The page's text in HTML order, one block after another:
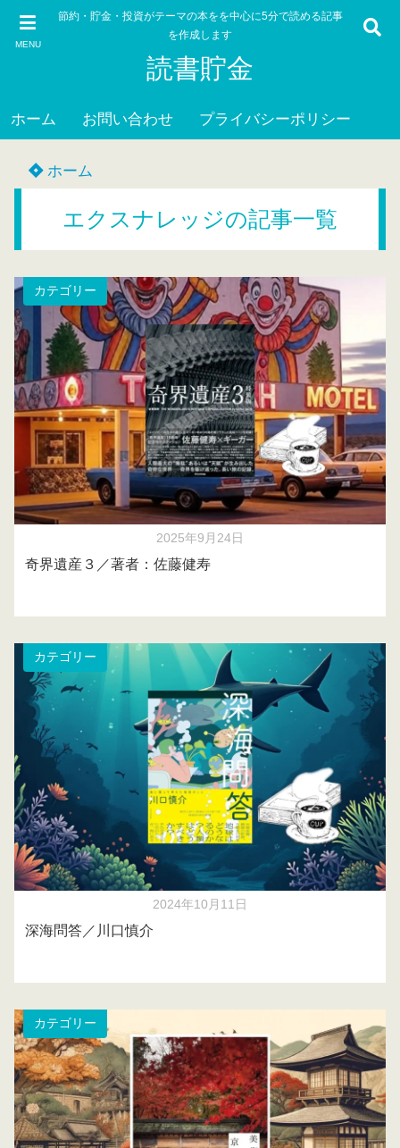
MENU
節約・貯金・投資がテーマの本をを中心に5分で読める記事
を作成します
読書貯金
ホーム お問い合わせ プライバシーポリシー
ホーム
エクスナレッジの記事一覧
カテゴリー
2025年9月24日
奇界遺産３／著者：佐藤健寿
カテゴリー
2024年10月11日
深海問答／川口慎介
カテゴリー